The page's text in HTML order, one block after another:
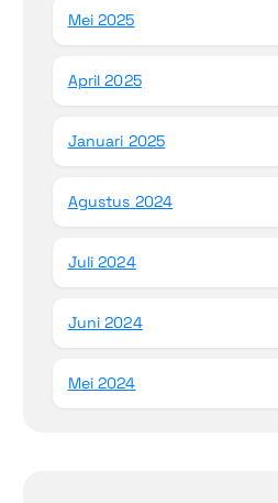
Mei 2025
April 2025
Januari 2025
Agustus 2024
Juli 2024
Juni 2024
Mei 2024